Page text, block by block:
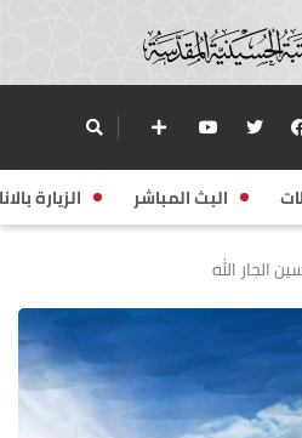
البث المباشر الزيارة
الجار الله